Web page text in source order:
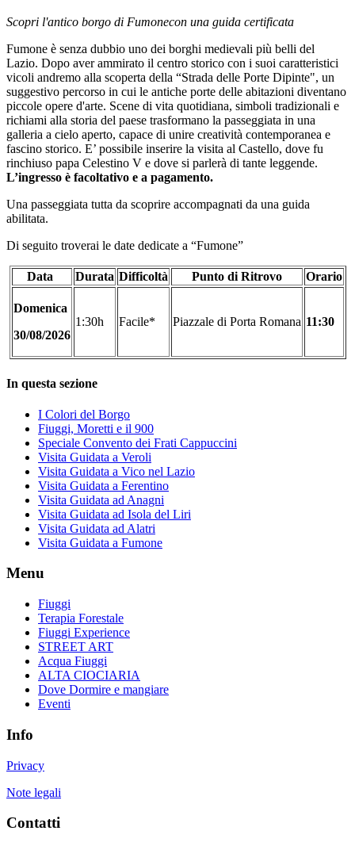
Scopri l'antico borgo di Fumonecon una guida certificata
Fumone è senza dubbio uno dei borghi medievali più belli del
Lazio. Dopo aver ammirato il centro storico con i suoi caratteristici
vicoli andremo alla scoperta della “Strada delle Porte Dipinte", un
suggestivo percorso in cui le antiche porte delle abitazioni diventano
piccole opere d'arte. Scene di vita quotidiana, simboli tradizionali e
richiami alla storia del paese trasformano la passeggiata in una
galleria a cielo aperto, capace di unire creatività contemporanea e
fascino storico. E’ possibile inserire la visita al Castello, dove fu
rinchiuso papa Celestino V e dove si parlerà di tante leggende.
L’ingresso è facoltativo e a pagamento.
Una passeggiata tutta da scoprire accompagnati da una guida
abilitata.
Di seguito troverai le date dedicate a “Fumone”
Data Durata Difficoltà Punto di Ritrovo Orario
Domenica
30/08/2026
1:30h Facile* Piazzale di Porta Romana 11:30
In questa sezione
I Colori del Borgo
Fiuggi, Moretti e il 900
Speciale Convento dei Frati Cappuccini
Visita Guidata a Veroli
Visita Guidata a Vico nel Lazio
Visita Guidata a Ferentino
Visita Guidata ad Anagni
Visita Guidata ad Isola del Liri
Visita Guidata ad Alatri
Visita Guidata a Fumone
Menu
Fiuggi
Terapia Forestale
Fiuggi Experience
STREET ART
Acqua Fiuggi
ALTA CIOCIARIA
Dove Dormire e mangiare
Eventi
Info
Privacy
Note legali
Contatti